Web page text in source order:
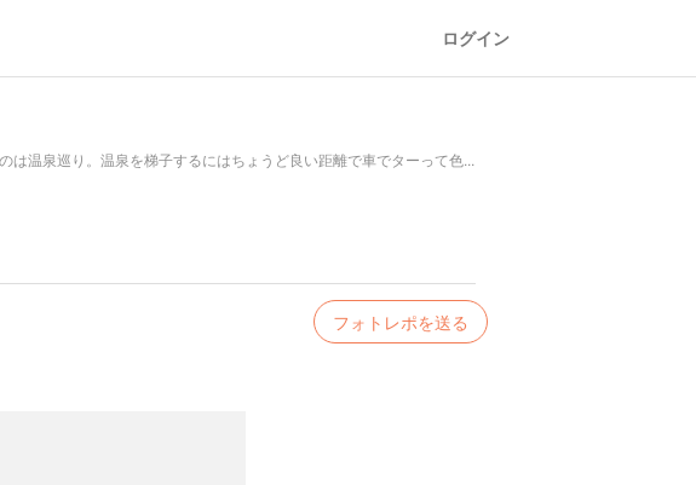
ログイン
温泉巡り。温泉を梯子するにはちょうど良い距離で車でターって色...
フォトレポを送る